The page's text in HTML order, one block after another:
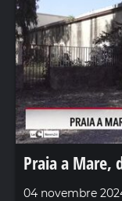
Praia a Mare,
04 novembre